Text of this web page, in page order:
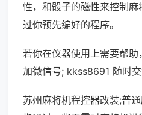
性，和骰子的磁性来控制
过你预先编好的程序。
若你在仪器使用上需要帮
加微信号; kkss8691 随时交
苏州麻将机程控器改装;普